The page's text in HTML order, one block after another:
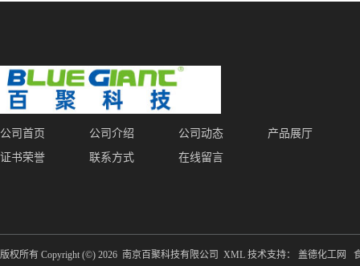
消泡剂 持久抑泡 现货
体 增塑剂 CAS:131-17-9
公司首页 公司介绍 公司动态
产品展厅
证书荣誉
联系方式 在线留言
版权所有 Copyright (©) 2026 南京百聚科技有限公司 XML 技术支持： 盖德化工网